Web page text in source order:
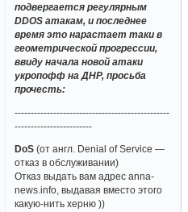
подвергается регулярным
DDOS атакам, и последнее
время это нарастает таки в
геометрической прогрессии,
ввиду начала новой атаки
укропофф на ДНР, просьба
прочесть:
------------------------------------------------
------------------------
DoS (от англ. Denial of Service —
отказ в обслуживании)
Отказ выдать вам адрес anna-
news.info, выдавая вместо этого
какую-нить херню ))